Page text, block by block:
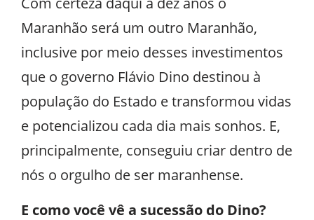
Maranhão será um outro Maranhão,
inclusive por meio desses investimentos
que o governo Flávio Dino destinou à
população do Estado e transformou vidas
e potencializou cada dia mais sonhos. E,
principalmente, conseguiu criar dentro de
nós o orgulho de ser maranhense.
E como você vê a sucessão do Dino?